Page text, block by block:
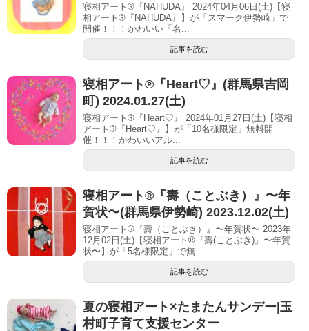
寝相アート®『NAHUDA』 2024年04月06日(土)【寝
相アート®︎『NAHUDA』】が「スマーク伊勢崎」で
開催！！！かわいい「名...
記事を読む
寝相アート®︎『Heart♡』(群馬県吉岡
町) 2024.01.27(土)
寝相アート®『Heart♡』 2024年01月27日(土)【寝相
アート®︎『Heart♡』】が「10名様限定」無料開
催！！！かわいいアル...
記事を読む
寝相アート®︎『壽（ことぶき）』〜年
賀状〜(群馬県伊勢崎) 2023.12.02(土)
寝相アート®『壽（ことぶき）』〜年賀状〜 2023年
12月02日(土)【寝相アート®︎『壽(ことぶき)』〜年賀
状〜】が「5名様限定」で無...
記事を読む
夏の寝相アート×たまたんサンデー|玉
村町子育て支援センター